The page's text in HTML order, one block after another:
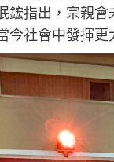
鋐指出，宗親
今社會中發揮更